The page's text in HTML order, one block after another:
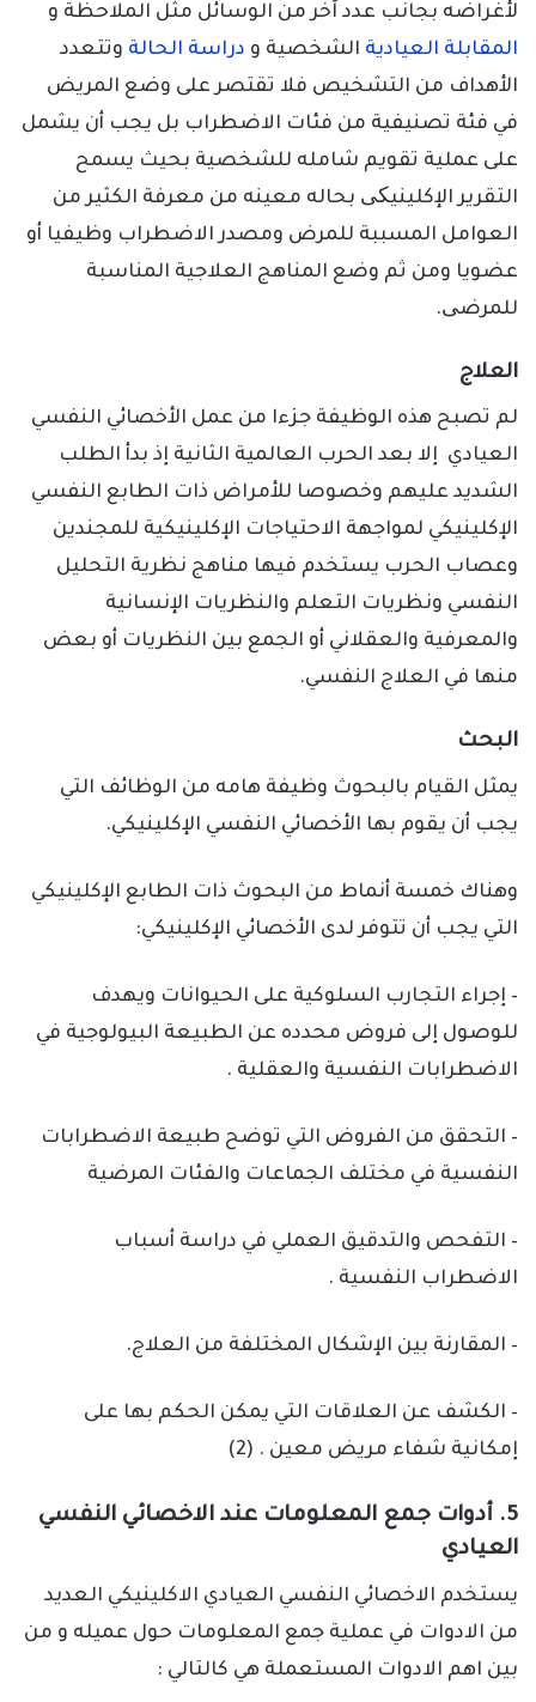
لأغراضه بجانب عدد آخر من الوسائل مثل الملاحظة و
المقابلة العيادية الشخصية و دراسة الحالة وتتعدد
الأهداف من التشخيص فلا تقتصر على وضع المريض
في فئة تصنيفية من فئات الاضطراب بل يجب أن يشمل
على عملية تقويم شامله للشخصية بحيث يسمح
التقرير الإكلينيکی بحاله معينه من معرفة الكثير من
العوامل المسببة للمرض ومصدر الاضطراب وظيفيا أو
عضويا ومن ثم وضع المناهج العلاجية المناسبة
للمرضی.
العلاج
لم تصبح هذه الوظيفة جزءا من عمل الأخصائي النفسي
العيادي إلا بعد الحرب العالمية الثانية إذ بدأ الطلب
الشديد عليهم وخصوصا للأمراض ذات الطابع النفسي
الإكلينيكي لمواجهة الاحتياجات الإكلينيكية للمجندين
وعصاب الحرب يستخدم فيها مناهج نظرية التحليل
النفسي ونظريات التعلم والنظريات الإنسانية
والمعرفية والعقلاني أو الجمع بين النظريات أو بعض
منها في العلاج النفسي.
البحث
يمثل القيام بالبحوث وظيفة هامه من الوظائف التي
يجب أن يقوم بها الأخصائي النفسي الإكلينيكي.
وهناك خمسة أنماط من البحوث ذات الطابع الإكلينيكي
التي يجب أن تتوفر لدى الأخصائي الإكلينيكي:
– إجراء التجارب السلوكية على الحيوانات ويهدف
للوصول إلى فروض محدده عن الطبيعة البيولوجية في
الاضطرابات النفسية والعقلية .
– التحقق من الفروض التي توضح طبيعة الاضطرابات
النفسية في مختلف الجماعات والفئات المرضية
– التفحص والتدقيق العملي في دراسة أسباب
الاضطراب النفسية .
– المقارنة بين الإشكال المختلفة من العلاج.
– الكشف عن العلاقات التي يمكن الحكم بها على
إمكانية شفاء مريض معين . (2)
5. أدوات جمع المعلومات عند الاخصائي النفسي
العيادي
يستخدم الاخصائي النفسي العيادي الاكلينيكي العديد
من الادوات في عملية جمع المعلومات حول عميله و من
بين اهم الادوات المستعملة هي كالتالي :